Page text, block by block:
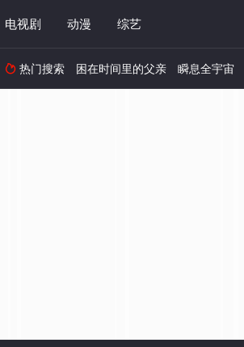
电视剧 动漫 综艺
 热门搜索 困在时间里的父亲 瞬息全宇宙